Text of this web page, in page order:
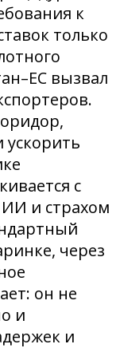
к
только
вызвал
с
и страхом
через
он не
и
и